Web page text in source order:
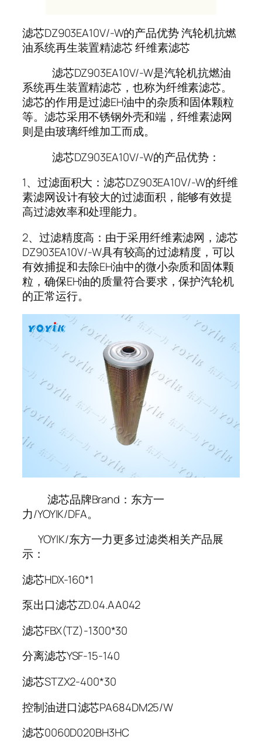
滤芯DZ903EA10V/-W的产品优势 汽轮机抗燃
油系统再生装置精滤芯 纤维素滤芯
滤芯DZ903EA10V/-W是汽轮机抗燃油
系统再生装置精滤芯，也称为纤维素滤芯。
滤芯的作用是过滤EH油中的杂质和固体颗粒
等。滤芯采用不锈钢外壳和端，纤维素滤网
则是由玻璃纤维加工而成。
滤芯DZ903EA10V/-W的产品优势：
1、过滤面积大：滤芯DZ903EA10V/-W的纤维
素滤网设计有较大的过滤面积，能够有效提
高过滤效率和处理能力。
2、过滤精度高：由于采用纤维素滤网，滤芯
DZ903EA10V/-W具有较高的过滤精度，可以
有效捕捉和去除EH油中的微小杂质和固体颗
粒，确保EH油的质量符合要求，保护汽轮机
的正常运行。
滤芯品牌Brand：东方一
力/YOYIK/DFA。
YOYIK/东方一力更多过滤类相关产品展
示：
滤芯HDX-160*1
泵出口滤芯ZD.04.AA042
滤芯FBX(TZ)-1300*30
分离滤芯YSF-15-140
滤芯STZX2-400*30
控制油进口滤芯PA684DM25/W
滤芯0060D020BH3HC